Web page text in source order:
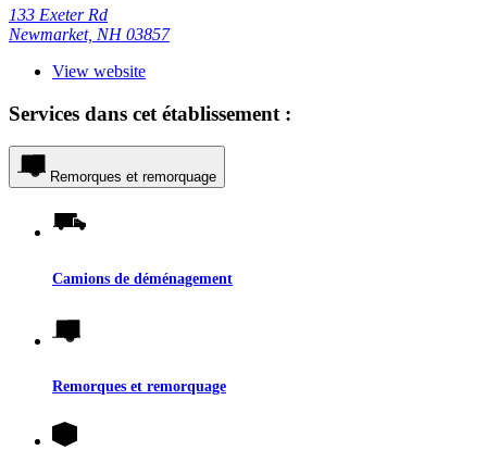
133 Exeter Rd
Newmarket, NH 03857
View website
Services dans cet établissement :
Remorques et remorquage
Camions de déménagement
Remorques et remorquage